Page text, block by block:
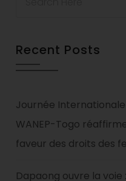
Recent Posts
Journée
WANEP-Togo
faveur des droits des
Dapaong ouvre la